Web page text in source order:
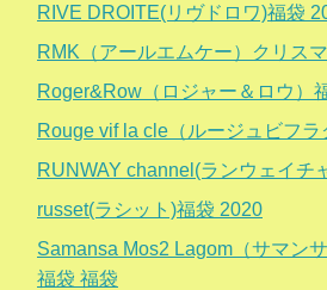
RIVE DROITE(リヴドロワ)福袋
RMK（アールエムケー）クリス
Roger&Row（ロジャー＆ロウ）
Rouge vif la cle（ルージュビフ
RUNWAY channel(ランウェイチ
russet(ラシット)福袋 2020
Samansa Mos2 Lagom（サマン
福袋 福袋